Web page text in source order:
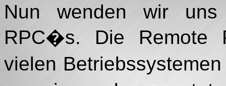
Nun wenden wir
RPC�s. Die Remote
vielen